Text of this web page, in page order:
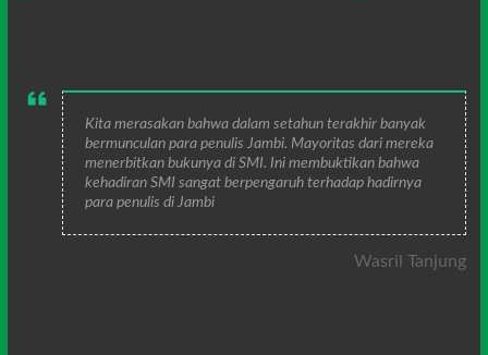
Kita merasakan bahwa dalam setahun terakhir banyak
bermunculan para penulis Jambi. Mayoritas dari mereka
menerbitkan bukunya di SMI. Ini membuktikan bahwa
kehadiran SMI sangat berpengaruh terhadap hadirnya
para penulis di Jambi
Wasril Tanjung